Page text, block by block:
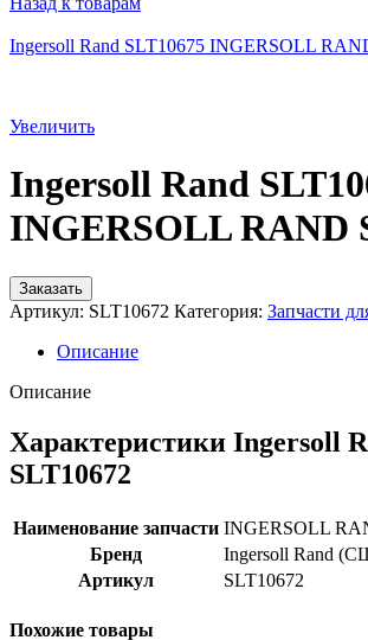
Ingersoll Rand SLT10675 INGERSOLL
Увеличить
Ingersoll Rand
INGERSOLL RAND
Заказать
Артикул: SLT10672 Категория: Запчасти
Описание
Описание
Характеристики Ingersoll
SLT10672
Наименование запчасти INGERSOLL
Бренд
Ingersoll Rand
Артикул
SLT10672
Похожие товары